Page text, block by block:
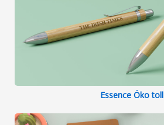
Essence Öko toll